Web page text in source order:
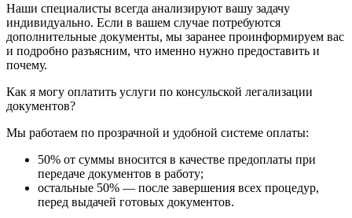
Наши специалисты всегда анализируют вашу задачу
индивидуально. Если в вашем случае потребуются
дополнительные документы, мы заранее проинформируем вас
и подробно разъясним, что именно нужно предоставить и
почему.
Как я могу оплатить услуги по консульской легализации
документов?
Мы работаем по прозрачной и удобной системе оплаты:
50% от суммы вносится в качестве предоплаты при
передаче документов в работу;
остальные 50% — после завершения всех процедур,
перед выдачей готовых документов.